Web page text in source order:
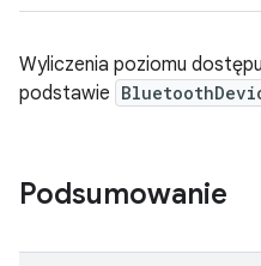
Wyliczenia poziomu
podstawie
Podsumowanie